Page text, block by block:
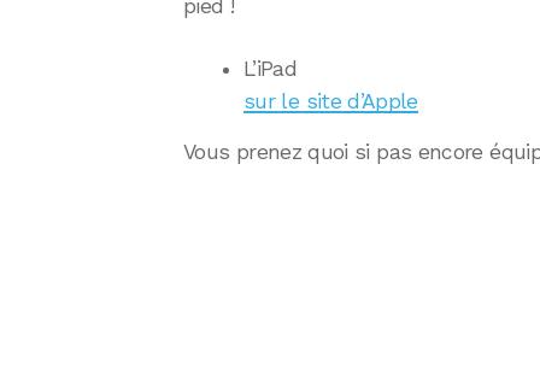
pied !
L’iPad
sur le site d’Apple
Vous prenez quoi si pas encore